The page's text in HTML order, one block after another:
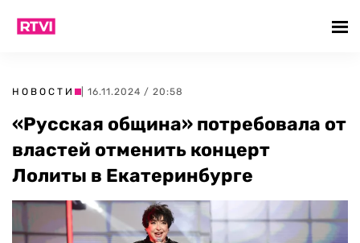
НОВОСТИ | 16.11.2024 / 20:58
«Русская община» потребовала от
властей отменить концерт
Лолиты в Екатеринбурге